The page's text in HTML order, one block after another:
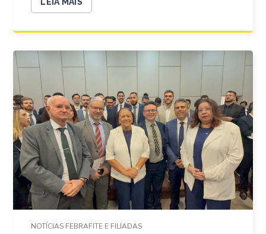
NOTÍCIAS FEBRAFITE E FILIADAS